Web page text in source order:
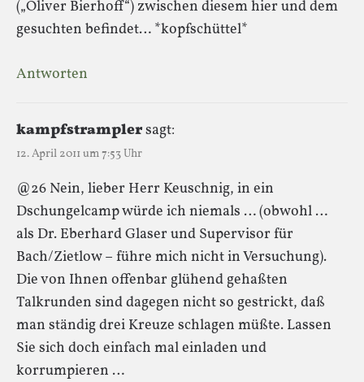
(„Oliver Bierhoff“) zwischen diesem hier und dem
gesuchten befindet… *kopfschüttel*
Antworten
kampfstramplersagt:
12. April 2011 um 7:53 Uhr
@26 Nein, lieber Herr Keuschnig, in ein
Dschungelcamp würde ich niemals … (obwohl …
als Dr. Eberhard Glaser und Supervisor für
Bach/Zietlow – führe mich nicht in Versuchung).
Die von Ihnen offenbar glühend gehaßten
Talkrunden sind dagegen nicht so gestrickt, daß
man ständig drei Kreuze schlagen müßte. Lassen
Sie sich doch einfach mal einladen und
korrumpieren …